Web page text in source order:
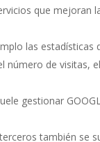
que mejoran
las estadísticas
número de visitas,
gestionar
también se